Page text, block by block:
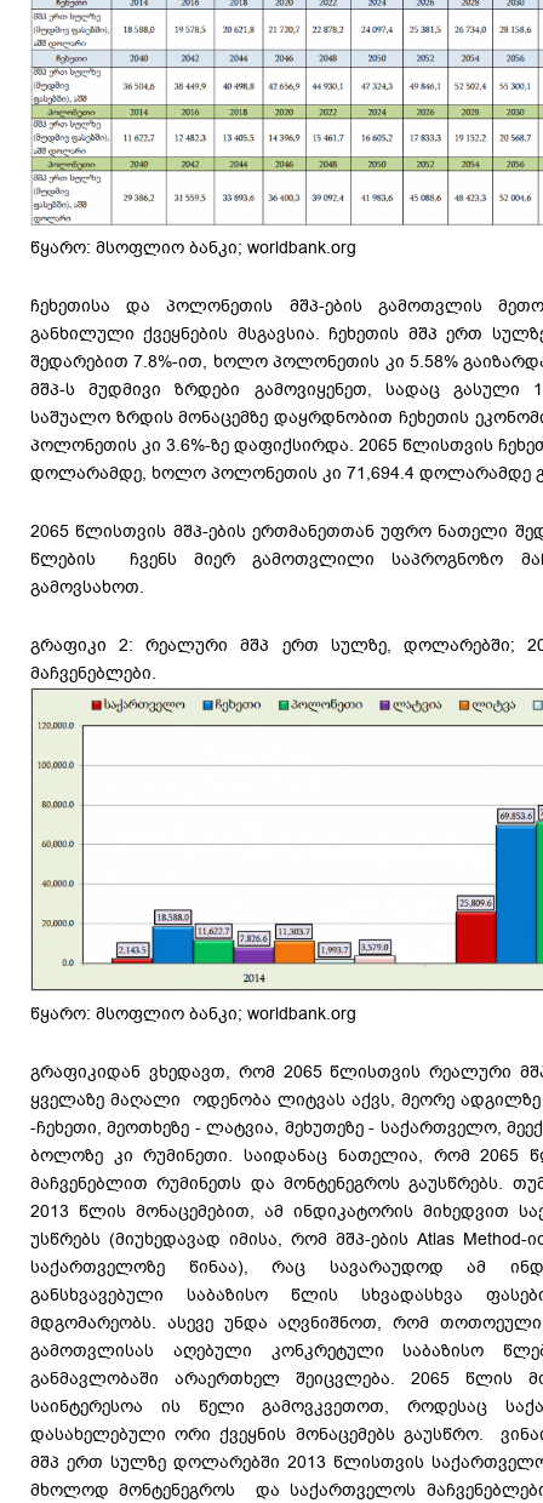
წყარო: მსოფლიო ბანკი; worldbank.org
ჩეხეთისა და პოლონეთის მშპ-ების გამოთვლის
განხილული ქვეყნების მსგავსია. ჩეხეთის მშპ ერთ
შედარებით 7.8%-ით, ხოლო პოლონეთის კი 5.58%
მშპ-ს მუდმივი ზრდები გამოვიყენეთ, სადაც
საშუალო ზრდის მონაცემზე დაყრდნობით ჩეხეთის
პოლონეთის კი 3.6%-ზე დაფიქსირდა. 2065 წლისთვის
დოლარამდე, ხოლო პოლონეთის კი 71,694.4 დოლარამდე
2065 წლისთვის მშპ-ების ერთმანეთთან უფრო ნათელი
წლების ჩვენს მიერ გამოთვლილი საპროგნოზო
გამოვსახოთ.
გრაფიკი 2: რეალური მშპ ერთ სულზე, დოლარებში;
მაჩვენებლები.
წყარო: მსოფლიო ბანკი; worldbank.org
გრაფიკიდან ვხედავთ, რომ 2065 წლისთვის რეალური
ყველაზე მაღალი ოდენობა ლიტვას აქვს, მეორე
-ჩეხეთი, მეოთხეზე - ლატვია, მეხუთეზე - საქართველო,
ბოლოზე კი რუმინეთი. საიდანაც ნათელია, რომ 2065
მაჩვენებლით რუმინეთს და მონტენეგროს გაუსწრებს.
2013 წლის მონაცემებით, ამ ინდიკატორის მიხედვით
უსწრებს (მიუხედავად იმისა, რომ მშპ-ების Atlas
საქართველოზე წინაა), რაც სავარაუდოდ ამ
განსხვავებული საბაზისო წლის სხვადასხვა
მდგომარეობს. ასევე უნდა აღვნიშნოთ, რომ
გამოთვლისას აღებული კონკრეტული საბაზისო
განმავლობაში არაერთხელ შეიცვლება. 2065 წლის
საინტერესოა ის წელი გამოვკვეთოთ, როდესაც
დასახელებული ორი ქვეყნის მონაცემებს გაუსწრო.
მშპ ერთ სულზე დოლარებში 2013 წლისთვის
მხოლოდ მონტენეგროს და საქართველოს